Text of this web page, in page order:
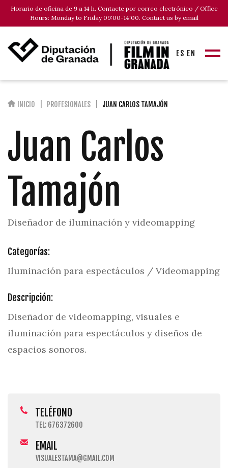
Horario de oficina de 9 a 14 h. Contacte por correo electrónico / Office
Hours: Monday to Friday 09:00-14:00. Contact us by email
ES EN
INICIO PROFESIONALES JUAN CARLOS TAMAJÓN
Juan Carlos
Tamajón
Diseñador de iluminación y videomapping
Categorías:
Iluminación para espectáculos / Videomapping
Descripción:
Diseñador de videomapping, visuales e
iluminación para espectáculos y diseños de
espacios sonoros.
TELÉFONO
TEL: 676372600
EMAIL
VISUALESTAMA@GMAIL.COM